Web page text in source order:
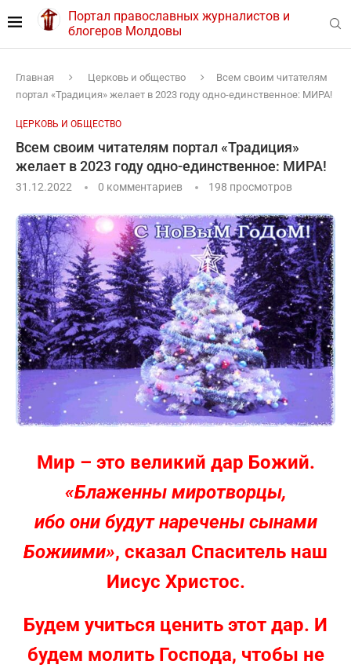
Портал православных журналистов и
блогеров Молдовы
Главная Церковь и общество
Всем своим читателям
портал «Традиция» желает в 2023 году одно-единственное: МИРА!
ЦЕРКОВЬ И ОБЩЕСТВО
Всем своим читателям портал «Традиция»
желает в 2023 году одно-единственное: МИРА!
31.12.2022 0 комментариев 198 просмотров
Мир – это великий дар Божий.
«Блаженны миротворцы,
ибо они будут наречены сынами
Божиими», сказал Спаситель наш
Иисус Христос.
Будем учиться ценить этот дар. И
будем молить Господа, чтобы не